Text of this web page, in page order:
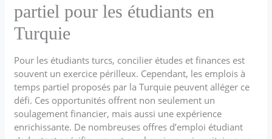
partiel pour les étudiants en
Turquie
Pour les étudiants turcs, concilier études et finances est
souvent un exercice périlleux. Cependant, les emplois à
temps partiel proposés par la Turquie peuvent alléger ce
défi. Ces opportunités offrent non seulement un
soulagement financier, mais aussi une expérience
enrichissante. De nombreuses offres d’emploi étudiant